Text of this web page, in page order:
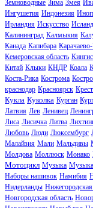
Земноводные Зима Змея
Ингушетия Индонезия
Ирландия Искусство
Калининград Калмыкия
Канада Капибара
Кемеровская область
Китай Клыки КНДР Коала
Коста-Рика Кострома
краснодар Красноярск Крест
Кукла Куколка Курган
Латвия Лев Ленивец
Лиса Лисичка Литва
Любовь Люди Люксембург
Малайзия Мали Мальдивы
Молдова Моллюск Монако
Мотоцикл Музыка
Наборы нашивок Намибия
Нидерланды Нижегородская
Новгородская область